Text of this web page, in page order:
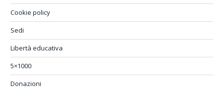
Cookie policy
Sedi
Libertà educativa
5×1000
Donazioni